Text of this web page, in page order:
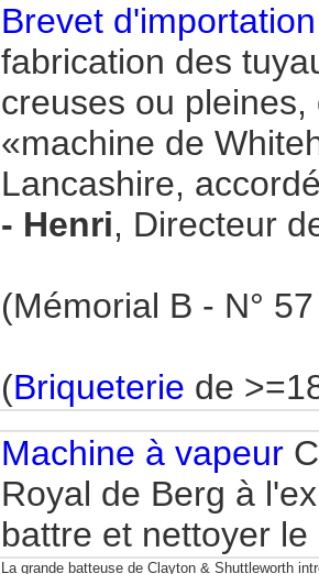
Brevet
fabrication des
creuses ou
«machine de
Lancashire,
- Henri, Directeur
(Mémorial B - N°
(Briqueterie de
Machine à vapeur
Royal de Berg à
battre et nettoyer le
La grande batteuse de Clayton & Shuttleworth